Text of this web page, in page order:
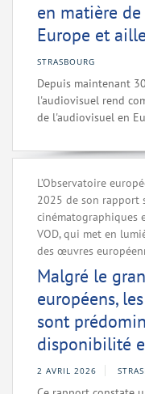
en matière
Europe et
STRASBOURG
Depuis maintenant
l'audiovisuel rend
de l'audiovisuel en
L’Observatoire
2025 de son rapport
cinématographiques
VOD, qui met en
des œuvres
Malgré le
européens,
sont
disponibilité
2 AVRIL 2026